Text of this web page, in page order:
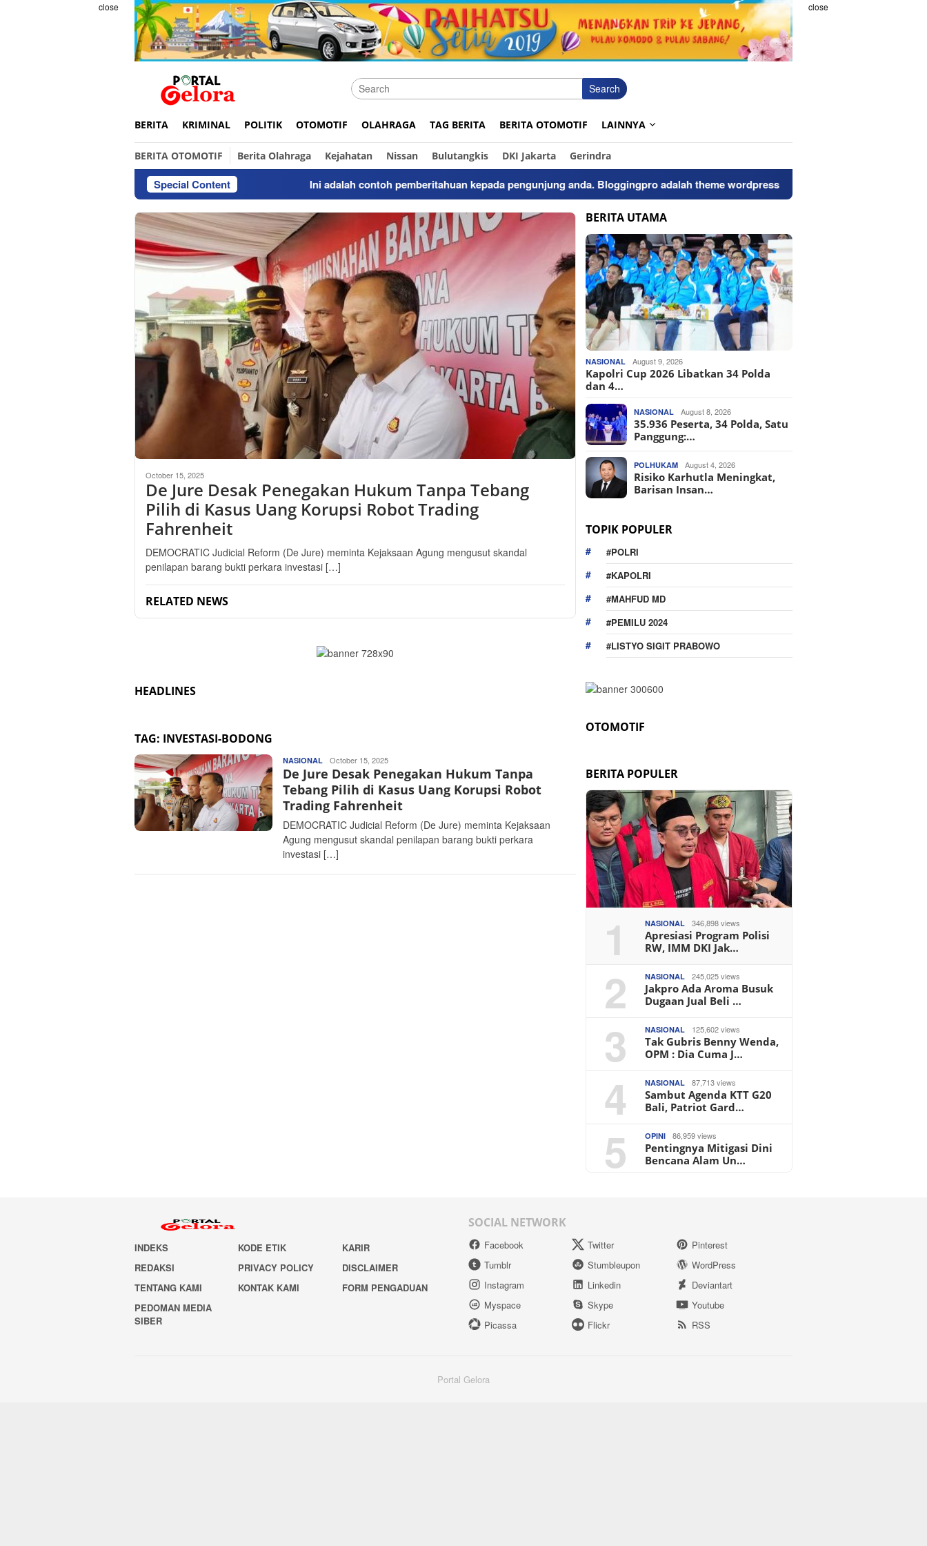
close close
Search
BERITA KRIMINAL POLITIK OTOMOTIF OLAHRAGA TAG BERITA BERITA OTOMOTIF LAINNYA
BERITA OTOMOTIF Berita Olahraga Kejahatan Nissan Bulutangkis DKI Jakarta Gerindra
Special Content Ini adalah contoh pemberitahuan kepada pengunjung anda. Bloggingpro adalah theme wordpress bersih dan seo friendly, untuk
October 15, 2025
De Jure Desak Penegakan Hukum Tanpa Tebang
Pilih di Kasus Uang Korupsi Robot Trading
Fahrenheit
DEMOCRATIC Judicial Reform (De Jure) meminta Kejaksaan Agung mengusut skandal
penilapan barang bukti perkara investasi […]
RELATED NEWS
HEADLINES
TAG: INVESTASI-BODONG
NASIONAL Redaktur
Portal
Gelora
October 15, 2025
De Jure Desak Penegakan Hukum Tanpa
Tebang Pilih di Kasus Uang Korupsi Robot
Trading Fahrenheit
DEMOCRATIC Judicial Reform (De Jure) meminta Kejaksaan
Agung mengusut skandal penilapan barang bukti perkara
investasi […]
BERITA UTAMA
NASIONAL August 9, 2026
Kapolri Cup 2026 Libatkan 34 Polda
dan 4…
NASIONAL August 8, 2026
35.936 Peserta, 34 Polda, Satu
Panggung:…
POLHUKAM August 4, 2026
Risiko Karhutla Meningkat,
Barisan Insan…
TOPIK POPULER
#POLRI
#KAPOLRI
#MAHFUD MD
#PEMILU 2024
#LISTYO SIGIT PRABOWO
OTOMOTIF
BERITA POPULER
1 NASIONAL 346,898 views
Apresiasi Program Polisi
RW, IMM DKI Jak…
2 NASIONAL 245,025 views
Jakpro Ada Aroma Busuk
Dugaan Jual Beli …
3 NASIONAL 125,602 views
Tak Gubris Benny Wenda,
OPM : Dia Cuma J…
4 NASIONAL 87,713 views
Sambut Agenda KTT G20
Bali, Patriot Gard…
5 OPINI 86,959 views
Pentingnya Mitigasi Dini
Bencana Alam Un…
INDEKS KODE ETIK
KARIR
REDAKSI
PRIVACY POLICY
DISCLAIMER
TENTANG KAMI
KONTAK KAMI
FORM PENGADUAN
PEDOMAN MEDIA
SIBER
SOCIAL NETWORK
Facebook Twitter
Pinterest
Tumblr
Stumbleupon
WordPress
Instagram
Linkedin
Deviantart
Myspace
Skype
Youtube
Picassa
Flickr RSS
Portal Gelora